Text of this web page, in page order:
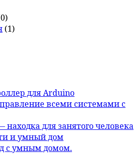
(1)
для Arduino
всеми системами с
для занятого человека
и умный дом
с умным домом.